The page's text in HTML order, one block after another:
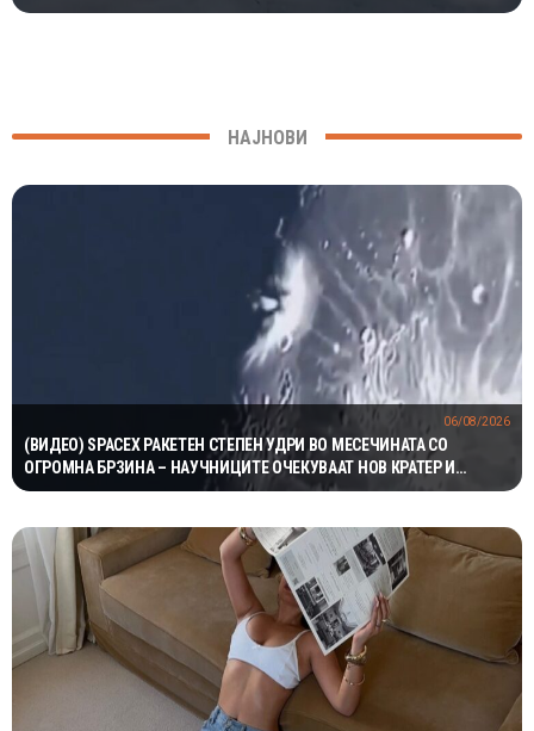
МИЛИОНИ ГОДИНИ
НАЈНОВИ
(ВИДЕО) SPACEX РАКЕТЕН СТЕПЕН УДРИ ВО МЕСЕЧИНАТА СО
ОГРОМНА БРЗИНА – НАУЧНИЦИТЕ ОЧЕКУВААТ НОВ КРАТЕР И
ВАЖНИ СОЗНАНИЈА
06/08/2026